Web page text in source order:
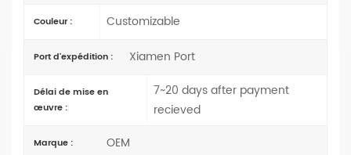
Couleur : Customizable
Port d'expédition : Xiamen Port
Délai de mise en
œuvre :
7~20 days after payment
recieved
Marque : OEM